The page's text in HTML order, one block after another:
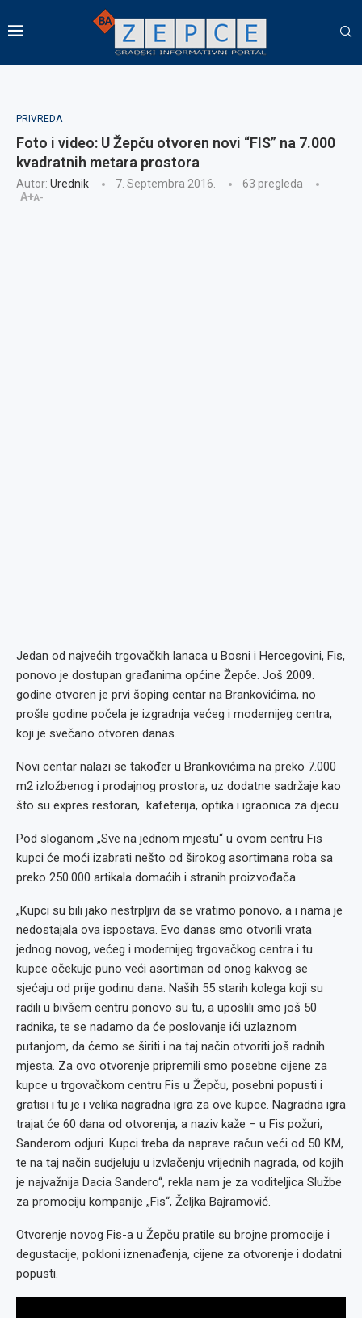
PRIVREDA
Foto i video: U Žepču otvoren novi “FIS” na 7.000
kvadratnih metara prostora
Autor: Urednik 7. Septembra 2016. 63 pregleda
A+A-
Jedan od najvećih trgovačkih lanaca u Bosni i Hercegovini, Fis,
ponovo je dostupan građanima općine Žepče. Još 2009.
godine otvoren je prvi šoping centar na Brankovićima, no
prošle godine počela je izgradnja većeg i modernijeg centra,
koji je svečano otvoren danas.
Novi centar nalazi se također u Brankovićima na preko 7.000
m2 izložbenog i prodajnog prostora, uz dodatne sadržaje kao
što su expres restoran, kafeterija, optika i igraonica za djecu.
Pod sloganom „Sve na jednom mjestu“ u ovom centru Fis
kupci će moći izabrati nešto od širokog asortimana roba sa
preko 250.000 artikala domaćih i stranih proizvođača.
„Kupci su bili jako nestrpljivi da se vratimo ponovo, a i nama je
nedostajala ova ispostava. Evo danas smo otvorili vrata
jednog novog, većeg i modernijeg trgovačkog centra i tu
kupce očekuje puno veći asortiman od onog kakvog se
sjećaju od prije godinu dana. Naših 55 starih kolega koji su
radili u bivšem centru ponovo su tu, a uposlili smo još 50
radnika, te se nadamo da će poslovanje ići uzlaznom
putanjom, da ćemo se širiti i na taj način otvoriti još radnih
mjesta. Za ovo otvorenje pripremili smo posebne cijene za
kupce u trgovačkom centru Fis u Žepču, posebni popusti i
gratisi i tu je i velika nagradna igra za ove kupce. Nagradna igra
trajat će 60 dana od otvorenja, a naziv kaže – u Fis požuri,
Sanderom odjuri. Kupci treba da naprave račun veći od 50 KM,
te na taj način sudjeluju u izvlačenju vrijednih nagrada, od kojih
je najvažnija Dacia Sandero“, rekla nam je za voditeljica Službe
za promociju kompanije „Fis“, Željka Bajramović.
Otvorenje novog Fis-a u Žepču pratile su brojne promocije i
degustacije, pokloni iznenađenja, cijene za otvorenje i dodatni
popusti.